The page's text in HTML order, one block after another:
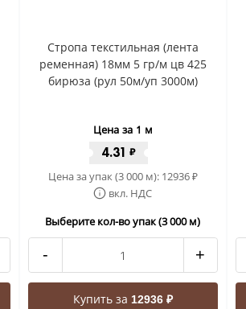
Стропа текстильная (лента
ременная) 18мм 5 гр/м цв 425
бирюза (рул 50м/уп 3000м)
Цена за 1 м
4.31 ₽
Цена за упак (3 000 м): 12936₽
вкл. НДС
Выберите кол-во упак (3 000 м)
- +
Купить за 12936 ₽